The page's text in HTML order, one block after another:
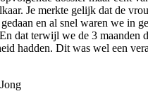
Je merkte gelijk dat de
en al snel waren we in
dat terwijl we de 3 maanden
hadden. Dit was wel een